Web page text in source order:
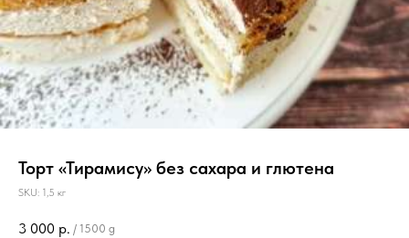
Торт «Тирамису» без сахара и глютена
SKU: 1,5 кг
3 000 р. / 1500 g